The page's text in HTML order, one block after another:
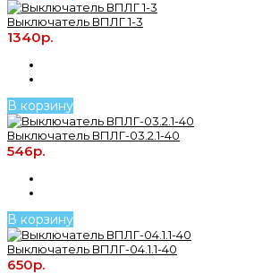
Выключатель ВПЛГ 1-3
1340р.
В корзину
Выключатель ВПЛГ-03.2.1-40
546р.
В корзину
Выключатель ВПЛГ-04.1.1-40
650р.